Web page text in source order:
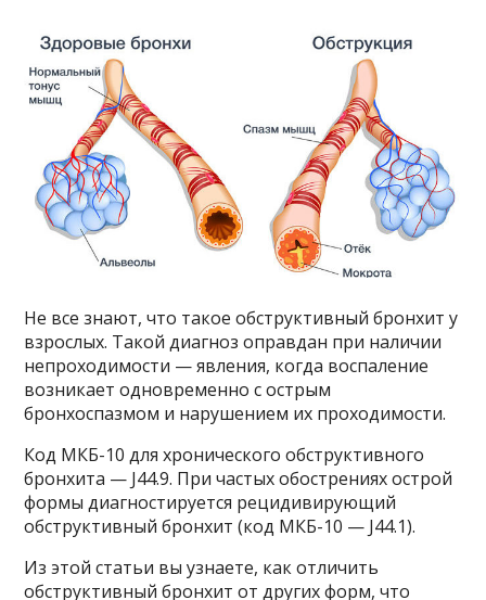
Не все знают, что такое обструктивный бронхит у
взрослых. Такой диагноз оправдан при наличии
непроходимости — явления, когда воспаление
возникает одновременно с острым
бронхоспазмом и нарушением их проходимости.
Код МКБ-10 для хронического обструктивного
бронхита — J44.9. При частых обострениях острой
формы диагностируется рецидивирующий
обструктивный бронхит (код МКБ-10 — J44.1).
Из этой статьи вы узнаете, как отличить
обструктивный бронхит от других форм, что